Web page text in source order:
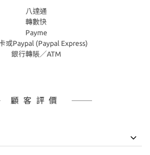
八達通
轉數快
Payme
或Paypal (Paypal Express)
銀行轉賬／ATM
顧客評價